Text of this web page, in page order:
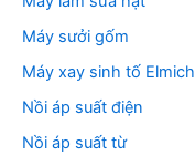
Máy sưởi gốm
Máy xay sinh tố Elmich
Nồi áp suất điện
Nồi áp suất từ